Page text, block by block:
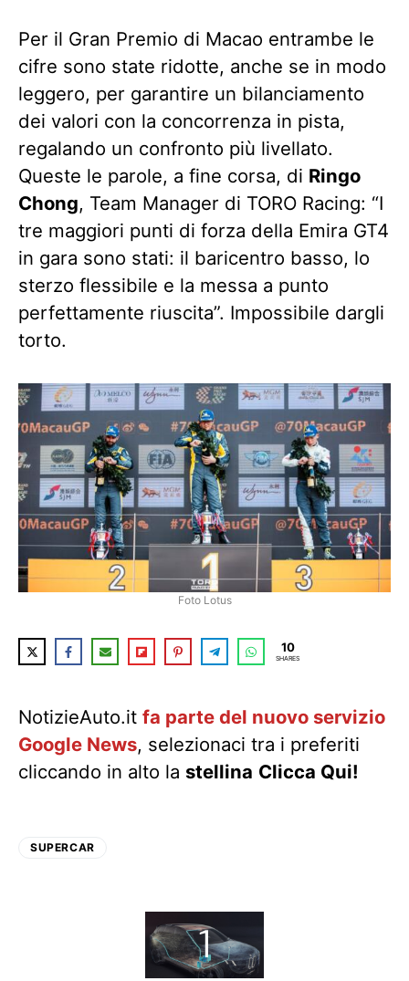
Per il Gran Premio di Macao entrambe le
cifre sono state ridotte, anche se in modo
leggero, per garantire un bilanciamento
dei valori con la concorrenza in pista,
regalando un confronto più livellato.
Queste le parole, a fine corsa, di Ringo
Chong, Team Manager di TORO Racing: “I
tre maggiori punti di forza della Emira GT4
in gara sono stati: il baricentro basso, lo
sterzo flessibile e la messa a punto
perfettamente riuscita”. Impossibile dargli
torto.
Foto Lotus
10
SHARES
NotizieAuto.it fa parte del nuovo servizio
Google News, selezionaci tra i preferiti
cliccando in alto la stellina Clicca Qui!
SUPERCAR